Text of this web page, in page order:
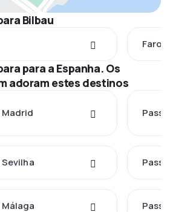
Bilbau
Faro -
para a Espanha. Os
adoram estes destinos
Madrid